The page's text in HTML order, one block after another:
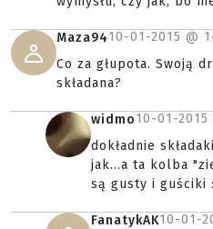
Maza9410-01-2015 @
Co za głupota. Swoją
składana?
widmo10-01-2015
dokładnie
jak...a ta kolba
są gusty i guściki
FanatykAK10-01-